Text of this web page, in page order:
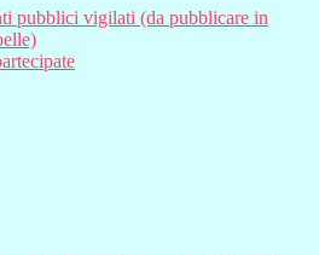
pubblici vigilati (da pubblicare in